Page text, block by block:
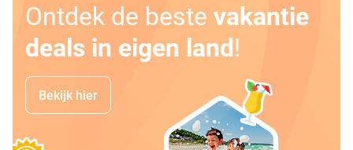
Ontdek de beste vakantie
deals in eigen land!
Bekijk hier